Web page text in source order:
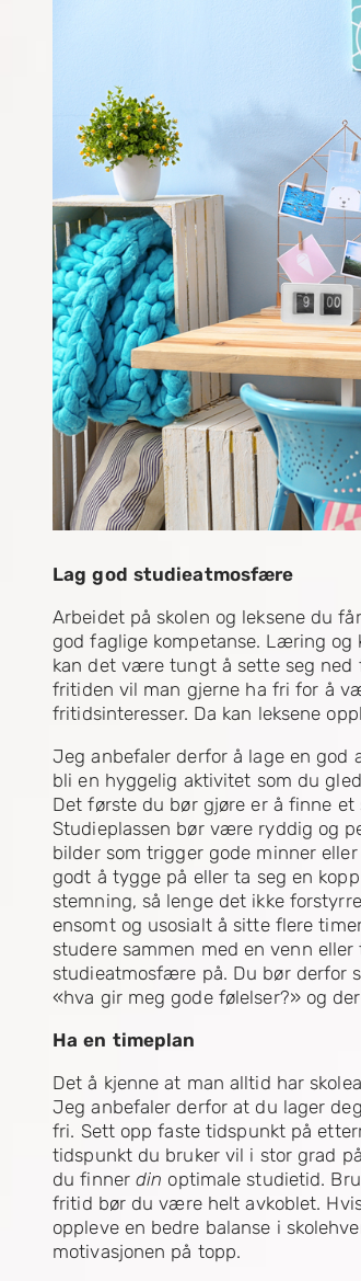
Lag god studieatmosfære
Arbeidet på skolen og leksene du
god faglige kompetanse. Læring og
kan det være tungt å sette seg ned
fritiden vil man gjerne ha fri for å
fritidsinteresser. Da kan leksene
Jeg anbefaler derfor å lage en
bli en hyggelig aktivitet som du
Det første du bør gjøre er å finne
Studieplassen bør være ryddig og
bilder som trigger gode minner
godt å tygge på eller ta seg en
stemning, så lenge det ikke
ensomt og usosialt å sitte flere
studere sammen med en venn
studieatmosfære på. Du bør derfor
«hva gir meg gode følelser?» og
Ha en timeplan
Det å kjenne at man alltid har
Jeg anbefaler derfor at du lager
fri. Sett opp faste tidspunkt på
tidspunkt du bruker vil i stor grad
du finner din optimale studietid.
fritid bør du være helt avkoblet.
oppleve en bedre balanse i
motivasjonen på topp.